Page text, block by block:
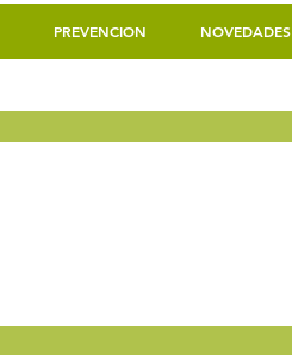
PREVENCION NOVEDADES